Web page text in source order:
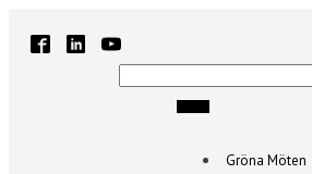
Gröna Möten